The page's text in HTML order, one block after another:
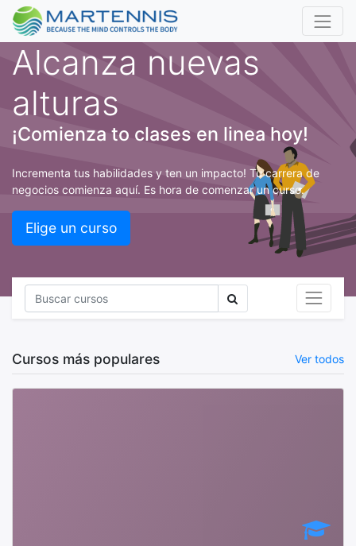
Alcanza nuevas
alturas
¡Comienza to clases en linea hoy!
Incrementa tus habilidades y ten un impacto! Tu carrera de
negocios comienza aquí. Es hora de comenzar un curso.
Elige un curso
Ver todos
Cursos más populares